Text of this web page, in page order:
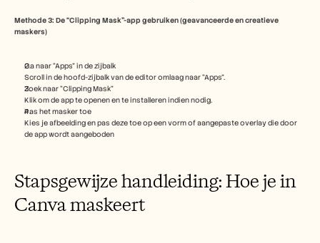
Methode 3: De “Clipping Mask”-app gebruiken (geavanceerde en creatieve
maskers)
Ga naar “Apps” in de zijbalk
Scroll in de hoofd-zijbalk van de editor omlaag naar “Apps”.
Zoek naar “Clipping Mask”
Klik om de app te openen en te installeren indien nodig.
Pas het masker toe
Kies je afbeelding en pas deze toe op een vorm of aangepaste overlay die door
de app wordt aangeboden
Stapsgewijze handleiding: Hoe je in
Canva maskeert